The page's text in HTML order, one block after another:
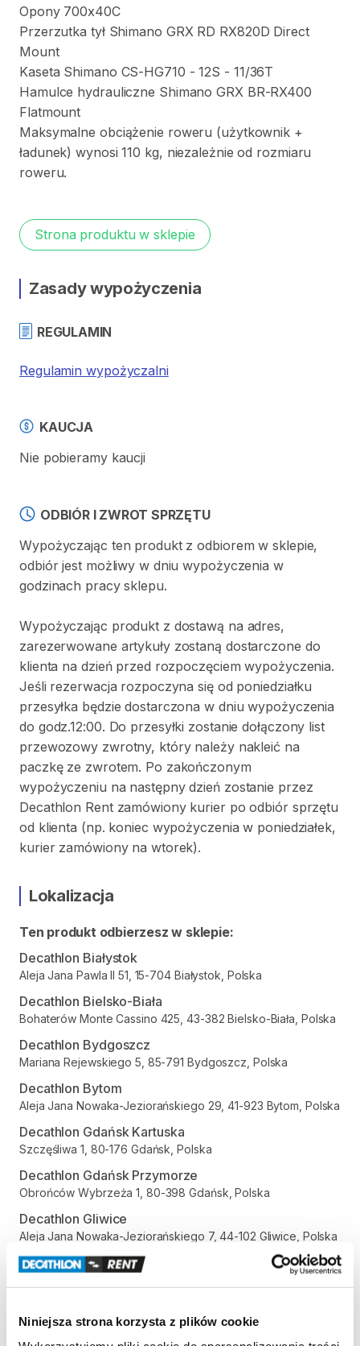
Niniejsza strona korzysta z plików cookie
Opony 700x40C
Przerzutka tył Shimano GRX RD RX820D Direct
Mount
Kaseta Shimano CS-HG710 - 12S - 11​/​36T
Hamulce hydrauliczne Shimano GRX BR-RX400
Flatmount
Maksymalne obciążenie roweru (użytkownik +
ładunek) wynosi 110 kg​,​ niezależnie od rozmiaru
roweru.
Strona produktu w sklepie
Zasady wypożyczenia
REGULAMIN
Regulamin wypożyczalni
KAUCJA
Nie pobieramy kaucji
ODBIÓR I ZWROT SPRZĘTU
Wypożyczając ten produkt z odbiorem w sklepie,
odbiór jest możliwy w dniu wypożyczenia w
godzinach pracy sklepu.
Wypożyczając produkt z dostawą na adres,
zarezerwowane artykuły zostaną dostarczone do
klienta na dzień przed rozpoczęciem wypożyczenia.
Jeśli rezerwacja rozpoczyna się od poniedziałku
przesyłka będzie dostarczona w dniu wypożyczenia
do godz.12:00. Do przesyłki zostanie dołączony list
przewozowy zwrotny, który należy nakleić na
paczkę ze zwrotem. Po zakończonym
wypożyczeniu na następny dzień zostanie przez
Decathlon Rent zamówiony kurier po odbiór sprzętu
od klienta (np. koniec wypożyczenia w poniedziałek,
kurier zamówiony na wtorek).
Lokalizacja
Ten produkt odbierzesz w sklepie:
Decathlon Białystok
Aleja Jana Pawla II 51, 15-704 Białystok, Polska
Decathlon Bielsko-Biała
Bohaterów Monte Cassino 425, 43-382 Bielsko-Biała, Polska
Decathlon Bydgoszcz
Mariana Rejewskiego 5, 85-791 Bydgoszcz, Polska
Decathlon Bytom
Aleja Jana Nowaka-Jeziorańskiego 29, 41-923 Bytom, Polska
Decathlon Gdańsk Kartuska
Szczęśliwa 1, 80-176 Gdańsk, Polska
Decathlon Gdańsk Przymorze
Obrońców Wybrzeża 1, 80-398 Gdańsk, Polska
Decathlon Gliwice
Aleja Jana Nowaka-Jeziorańskiego 7, 44-102 Gliwice, Polska
Decathlon Gniezno
aleja Niepodległości 35, 88-100 Inowrocław, Polska